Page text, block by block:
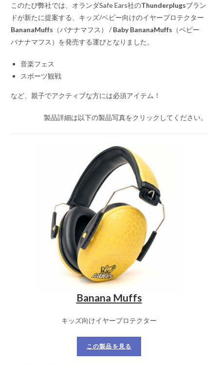
このたび弊社では、オランダSafe Ears社のThunderplugsブラン
ドが新たに提案する、キッズ/ベビー向けのイヤープロテクター
BananaMuffs （バナナマフス） / Baby BananaMuffs （ベビー
バナナマフス）を発売する運びとなりました。
音楽フェス
スポーツ観戦
など、親子でアクティブな方には必須アイテム！
製品詳細は以下の製品写真をクリックしてください。
Banana Muffs
キッズ向けイヤープロテクター
この製品を見る